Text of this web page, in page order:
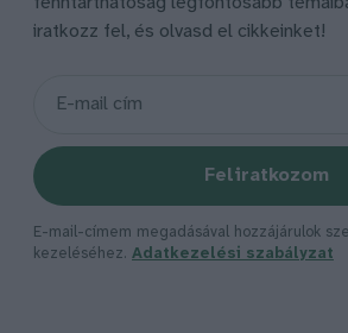
iratkozz fel, és olvasd el cikkeinket!
Feliratkozom
E-mail-címem megadásával hozzájárulok
kezeléséhez. Adatkezelési szabályzat